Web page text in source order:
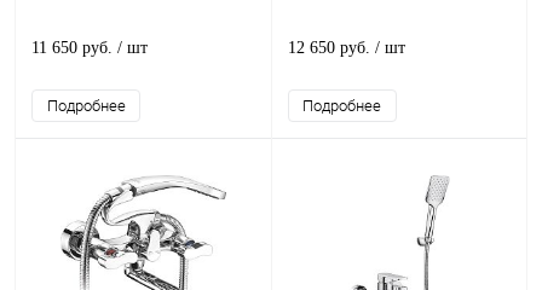
11 650 руб. / шт
Подробнее
12 650 руб. / шт
Подробнее